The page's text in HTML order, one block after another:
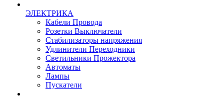
ЭЛЕКТРИКА
Кабели Провода
Розетки Выключатели
Стабилизаторы напряжения
Удлинители Переходники
Светильники Прожектора
Автоматы
Лампы
Пускатели